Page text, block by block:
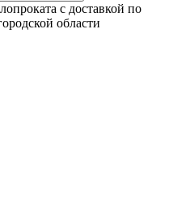
с доставкой по
области